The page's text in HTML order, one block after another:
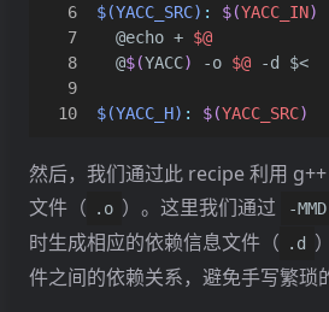
$(YACC_SRC) : $(YACC_IN)
	@echo +
$@
	@
$(YACC) -o $@
$(YACC_H) : $(YACC_SRC)
然后，我们通过此 recipe 利用
文件（
.o ）。这里我们通过 -MMD
时生成相应的依赖信息文件（
.d
件之间的依赖关系，避免手写繁琐